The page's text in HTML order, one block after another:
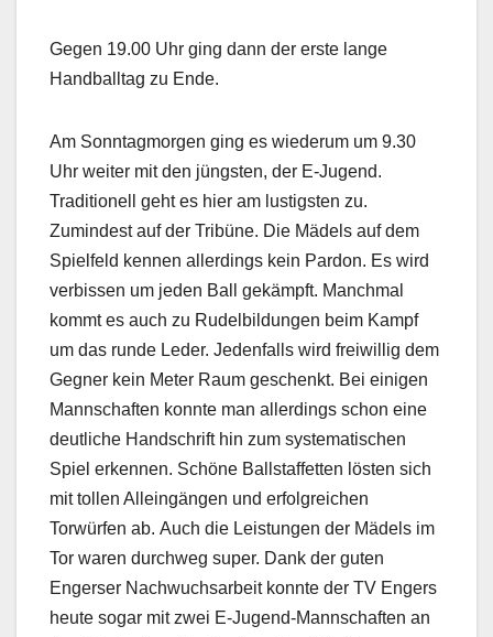
Gegen 19.00 Uhr ging dann der erste lange
Handballtag zu Ende.
Am Sonntagmorgen ging es wiederum um 9.30
Uhr weiter mit den jüngsten, der E-Jugend.
Traditionell geht es hier am lustigsten zu.
Zumindest auf der Tribüne. Die Mädels auf dem
Spielfeld kennen allerdings kein Pardon. Es wird
verbissen um jeden Ball gekämpft. Manchmal
kommt es auch zu Rudelbildungen beim Kampf
um das runde Leder. Jedenfalls wird freiwillig dem
Gegner kein Meter Raum geschenkt. Bei einigen
Mannschaften konnte man allerdings schon eine
deutliche Handschrift hin zum systematischen
Spiel erkennen. Schöne Ballstaffetten lösten sich
mit tollen Alleingängen und erfolgreichen
Torwürfen ab. Auch die Leistungen der Mädels im
Tor waren durchweg super. Dank der guten
Engerser Nachwuchsarbeit konnte der TV Engers
heute sogar mit zwei E-Jugend-Mannschaften an